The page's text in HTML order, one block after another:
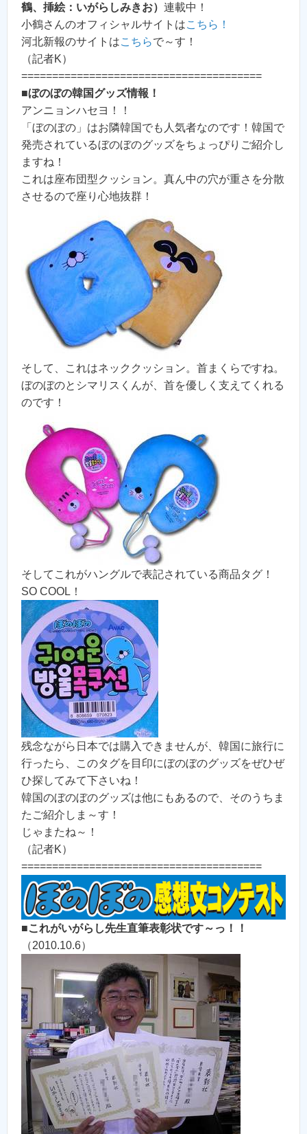
鶴、挿絵：いがらしみきお） 連載中！
小鶴さんのオフィシャルサイトはこちら！
河北新報のサイトはこちらで～す！
（記者K）
=======================================
■ぼのぼの韓国グッズ情報！
アンニョンハセヨ！！
「ぼのぼの」はお隣韓国でも人気者なのです！韓国で
発売されているぼのぼのグッズをちょっぴりご紹介し
ますね！
これは座布団型クッション。真ん中の穴が重さを分散
させるので座り心地抜群！
そして、これはネッククッション。首まくらですね。
ぼのぼのとシマリスくんが、首を優しく支えてくれる
のです！
そしてこれがハングルで表記されている商品タグ！
SO COOL！
残念ながら日本では購入できませんが、韓国に旅行に
行ったら、このタグを目印にぼのぼのグッズをぜひぜ
ひ探してみて下さいね！
韓国のぼのぼのグッズは他にもあるので、そのうちま
たご紹介しま～す！
じゃまたね～！
（記者K）
=======================================
■これがいがらし先生直筆表彰状です～っ！！
（2010.10.6）